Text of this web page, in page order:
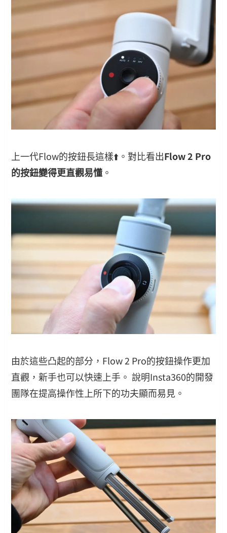
上一代Flow的按鈕長這樣⬆️。對比看出Flow 2 Pro
的按鈕變得更直觀易懂 。
由於這些凸起的部分，Flow 2 Pro的按鈕操作更加
直觀，新手也可以快速上手。 說明Insta360的開發
團隊在提高操作性上所下的功夫顯而易見。